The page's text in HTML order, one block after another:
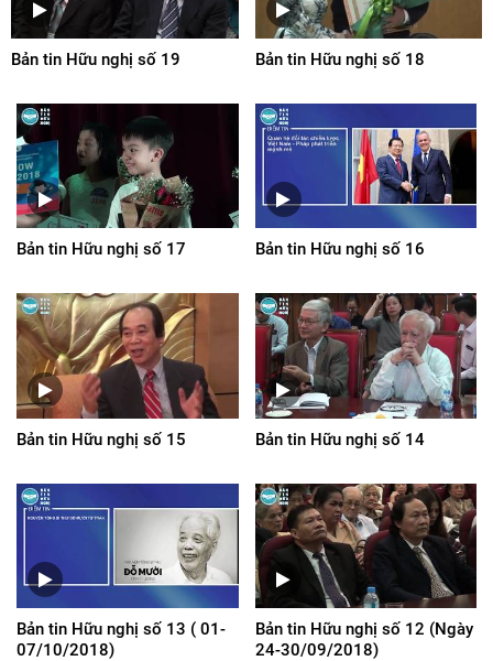
Bản tin Hữu nghị số 19 Bản tin Hữu nghị số 18
Bản tin Hữu nghị số 17 Bản tin Hữu nghị số 16
Bản tin Hữu nghị số 15 Bản tin Hữu nghị số 14
Bản tin Hữu nghị số 13 ( 01-
07/10/2018)
Bản tin Hữu nghị số 12 (Ngày
24-30/09/2018)